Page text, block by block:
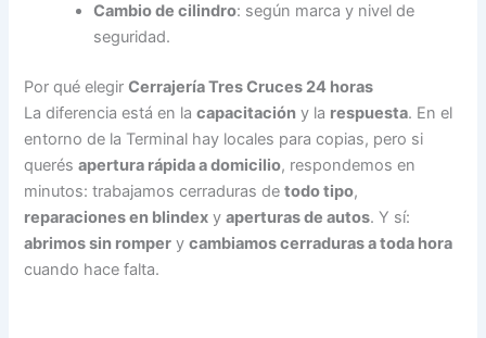
Cambio de cilindro: según marca y nivel de
seguridad.
Por qué elegirCerrajería Tres Cruces 24 horas
La diferencia está en lacapacitación y la respuesta. En el
entorno de la Terminal hay locales para copias, pero si
querésapertura rápida a domicilio, respondemos en
minutos: trabajamos cerraduras detodo tipo,
reparaciones en blindex yaperturas de autos. Y sí:
abrimos sin romper ycambiamos cerraduras a toda hora
cuando hace falta.